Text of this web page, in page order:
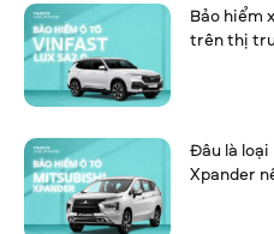
Bảo hiểm
trên thị
Đâu là
Xpander